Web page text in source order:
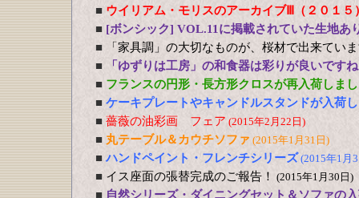
■ ウイリアム・モリスのアーカイブⅢ（２０１５
■ [ボンシック] VOL.11に掲載されていた生地あ
■
「家具調」の大切なものが、桜材で出来てい
■
「ゆずりは工房」の和食器は彩りが良いです
■ フランスの円形・長方形クロスが再入荷しま
■ ケーキプレートやキャンドルスタンドが入荷
■ 薔薇の油彩画 フェア (2015年2月22日)
■ 丸テーブル＆カウチソファ (2015年1月31日)
■ ハンドペイント・フレンチシリーズ (2015年1月
■ イス座面の張替完成のご報告！ (2015年1月30日)
■ 自然シリーズ・ダイニングセット＆ソファの